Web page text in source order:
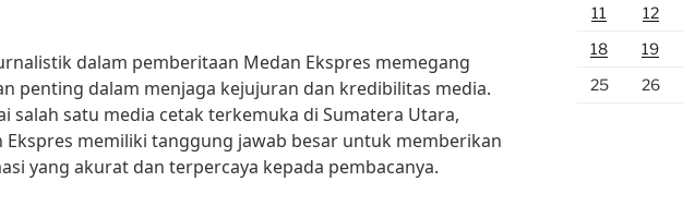
dalam pemberitaan Medan Ekspres memegang
penting dalam menjaga kejujuran dan kredibilitas media.
salah satu media cetak terkemuka di Sumatera Utara,
Ekspres memiliki tanggung jawab besar untuk memberikan
yang akurat dan terpercaya kepada pembacanya.
11
12
18
19
25
26